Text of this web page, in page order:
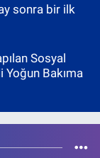
sonra bir ilk
Sosyal
Bakıma